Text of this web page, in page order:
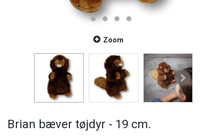
Zoom
Brian bæver tøjdyr - 19 cm.